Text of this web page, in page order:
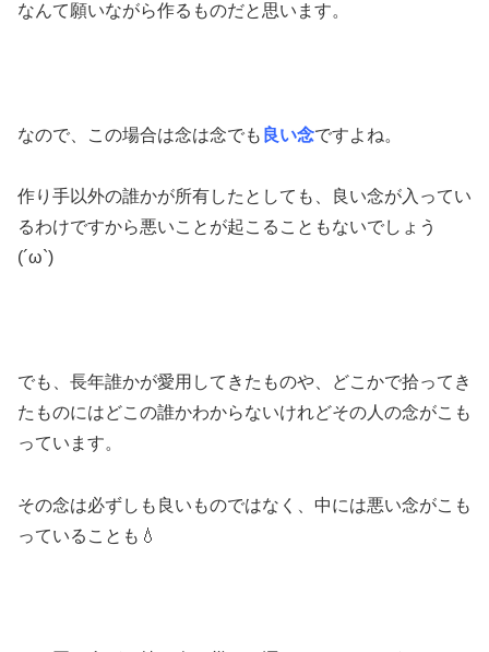
なんて願いながら作るものだと思います。
なので、この場合は念は念でも 良い念ですよね。
作り手以外の誰かが所有したとしても、良い念が入ってい
るわけですから悪いことが起こることもないでしょう
(´ω`)
でも、長年誰かが愛用してきたものや、どこかで拾ってき
たものにはどこの誰かわからないけれどその人の念がこも
っています。
その念は必ずしも良いものではなく、中には悪い念がこも
っていることも💧